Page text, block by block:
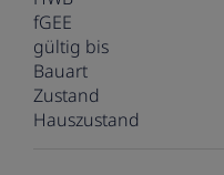
fGEE
gültig bis
Bauart
Zustand
Hauszustand